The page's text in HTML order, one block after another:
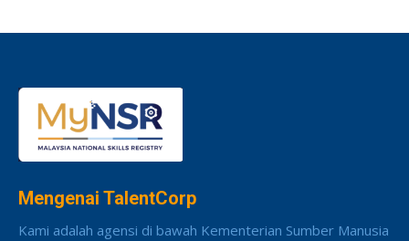
Mengenai TalentCorp
Kami adalah agensi di bawah Kementerian Sumber Manusia